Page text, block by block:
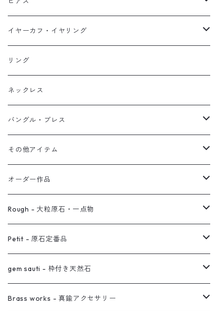
イヤーカフ
イヤリング
ネックレス
リング
ブレス
オブジェ
イヤーカフ
スタッド・一粒
フック・ぶら下がり
フープ
イヤーカフ・イヤリング
原石イヤーカフ
植物イヤーカフ
ぶら下がりイヤーカフ
2連イヤーカフ
イヤリング対応
ノンホールピアス
オーダー用ページ
真鍮イヤーカフ
リング
ネックレス
バングル・ブレス
ブレスレット
バングル
その他アイテム
ブローチ
ヘアアクセサリー
オーダー作品
リング
ネックレス
ピアス
イヤーカフ
Rough - 大粒原石・一点物
ピアス
リング
ネックレス
Petit - 原石定番品
ピアス
リング
gem sauti - 枠付き天然石
ピアス
Brass works - 真鍮アクセサリー